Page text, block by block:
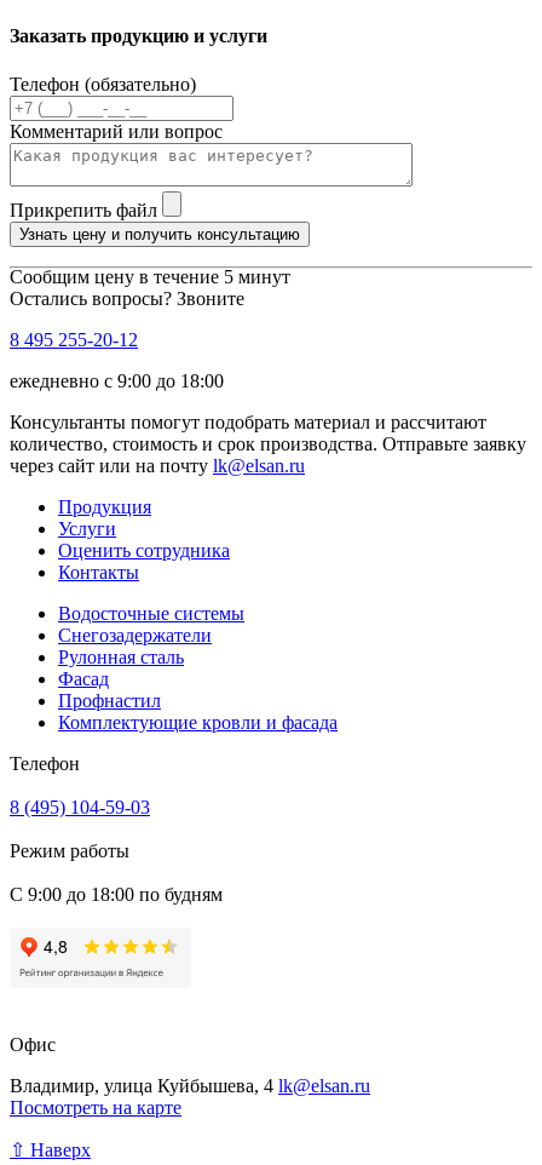
Заказать продукцию и услуги
Телефон (обязательно)
Комментарий или вопрос
Прикрепить файл
Узнать цену и получить консультацию
Сообщим цену в течение 5 минут
Остались вопросы? Звоните
8 495 255-20-12
ежедневно с 9:00 до 18:00
Консультанты помогут подобрать материал и рассчитают
количество, стоимость и срок производства. Отправьте заявку
через сайт или на почту lk@elsan.ru
Продукция
Услуги
Оценить сотрудника
Контакты
Водосточные системы
Снегозадержатели
Рулонная сталь
Фасад
Профнастил
Комплектующие кровли и фасада
Телефон
8 (495) 104-59-03
Режим работы
С 9:00 до 18:00 по будням
Офис
Владимир, улица Куйбышева, 4 lk@elsan.ru
Посмотреть на карте
⇧ Наверх